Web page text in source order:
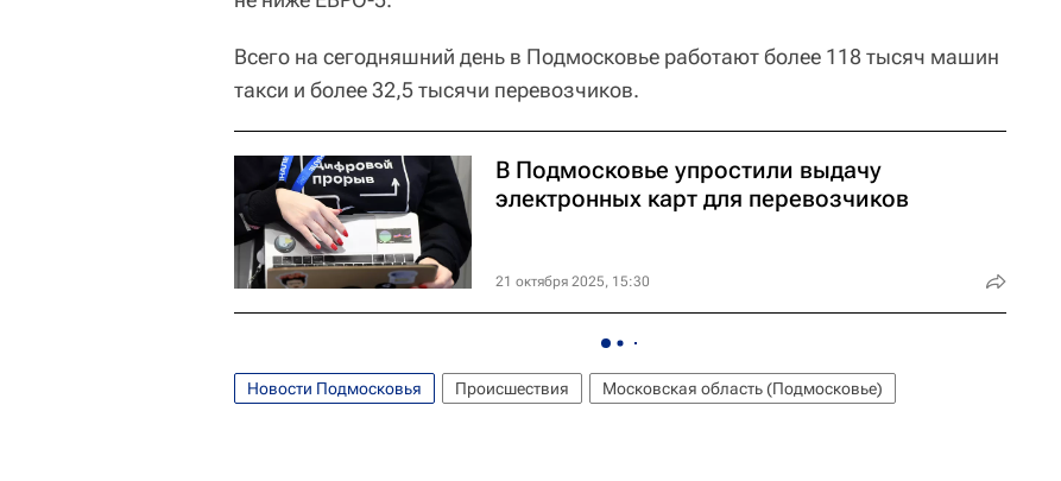
Всего на сегодняшний день в Подмосковье работают более 118 тысяч машин
такси и более 32,5 тысячи перевозчиков.
В Подмосковье упростили выдачу
электронных карт для перевозчиков
21 октября 2025, 15:30
Новости Подмосковья Происшествия Московская область (Подмосковье)